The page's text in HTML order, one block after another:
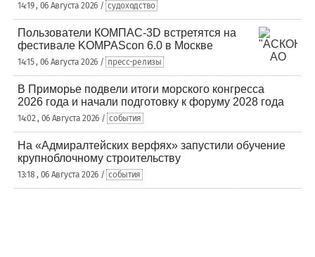
14:19 , 06 Августа 2026 / судоходство
Пользователи КОМПАС-3D встретятся на
фестивале KOMPAScon 6.0 в Москве
14:15 , 06 Августа 2026 / пресс-релизы
В Приморье подвели итоги морского конгресса
2026 года и начали подготовку к форуму 2028 года
14:02 , 06 Августа 2026 / события
На «Адмиралтейских верфях» запустили обучение
крупноблочному строительству
13:18 , 06 Августа 2026 / события